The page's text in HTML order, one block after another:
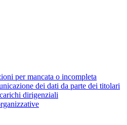
per mancata o incompleta
dei dati da parte dei titolari
dirigenziali